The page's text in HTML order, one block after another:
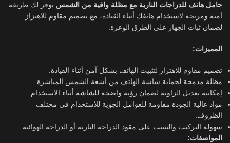
حامل هاتف للدراجات النارية مع مظلة واقية من الشمس يوفر لك طريقة
آمنة ومريحة لاستخدام هاتفك أثناء القيادة، مع تصميم مقاوم للاهتزاز
لضمان ثبات الجهاز على الطرق الوعرة.
المميزات:
تصميم مقاوم للاهتزاز لتثبيت الهاتف بشكل آمن أثناء القيادة.
مظلة مدمجة لحماية شاشة الهاتف من أشعة الشمس المباشرة.
إمكانية تعديل الزاوية لضمان رؤية واضحة للشاشة أثناء الاستخدام.
مواد عالية الجودة مقاومة للعوامل الجوية للاستخدام في مختلف
الظروف.
سهولة التركيب والتثبيت على مقود الدراجة النارية أو الدراجة الهوائية.
المواصفات: